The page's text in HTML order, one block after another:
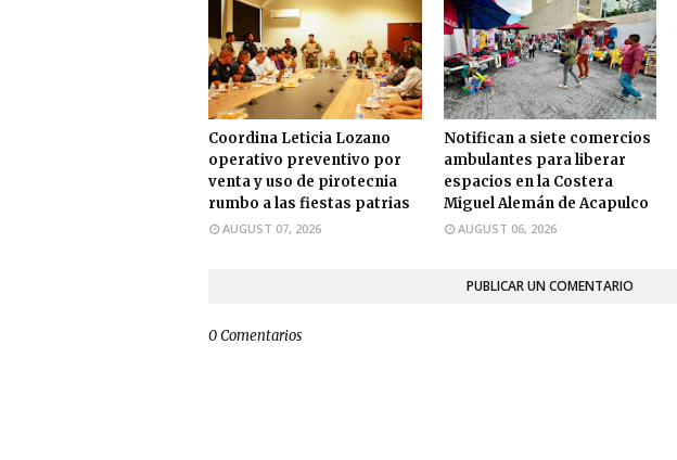
Coordina Leticia Lozano
operativo preventivo por
venta y uso de pirotecnia
rumbo a las fiestas patrias
AUGUST 07, 2026
Notifican a siete comercios
ambulantes para liberar
espacios en la Costera
Miguel Alemán de Acapulco
AUGUST 06, 2026
PUBLICAR UN COMENTARIO
0 Comentarios